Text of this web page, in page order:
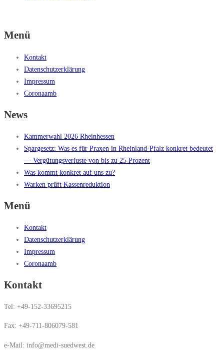
Menü
Kontakt
Datenschutzerklärung
Impressum
Coronaamb
News
Kammerwahl 2026 Rheinhessen
Spargesetz: Was es für Praxen in Rheinland-Pfalz konkret bedeutet
— Vergütungsverluste von bis zu 25 Prozent
Was kommt konkret auf uns zu?
Warken prüft Kassenreduktion
Menü
Kontakt
Datenschutzerklärung
Impressum
Coronaamb
Kontakt
Tel: +49-152-33695215
Fax: +49-711-806079-581
e-Mail: info@medi-suedwest.de